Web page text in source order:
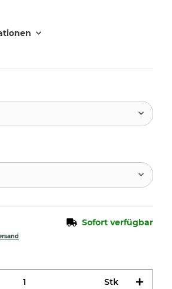
Sofort verfügbar
Stk